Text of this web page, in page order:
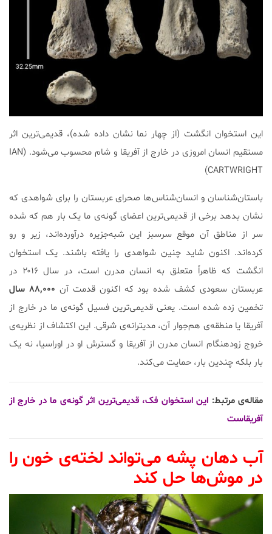
این استخوان انگشت (از چهار نما نشان داده شده)، قدیمی‌ترین اثر
مستقیم انسان امروزی در خارج از آفریقا و شام محسوب می‌شود. (IAN
CARTWRIGHT)
باستان‌شناسان و انسان‌شناس‌ها صحرای عربستان را برای شواهدی که
نشان بدهد برخی از قدیمی‌ترین اعضای گونه‌ی ما یک بار هم که شده
سر از مناطق آن موقع سرسبز این شبه‌جزیره درآورده‌اند، زیر و رو
کرده‌اند. اکنون شاید چنین شواهدی را یافته باشند. یک استخوان
انگشت که ظاهراً متعلق به انسان مدرن است، در سال ۲۰۱۶ در
عربستان سعودی کشف شده بود که اکنون قدمت آن ۸۸,۰۰۰ سال
تخمین زده شده است. یعنی قدیمی‌ترین فسیل گونه‌ی ما در خارج از
آفریقا یا منطقه‌ی هم‌جوار آن، مدیترانه‌ی شرقی. این اکتشاف از نظریه‌ی
خروج زودهنگام انسان مدرن از آفریقا و گسترش او در اوراسیا، نه یک
بار بلکه چندین بار، حمایت می‌کند.
مقاله‌ی مرتبط: این استخوان فک، قدیمی‌ترین اثر گونه‌ی ما در خارج از
آفریقاست
آب دهان پشه می‌تواند لخته‌ی خون را
در موش‌ها حل کند